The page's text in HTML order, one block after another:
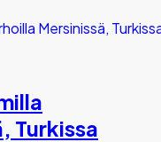
Turkissa